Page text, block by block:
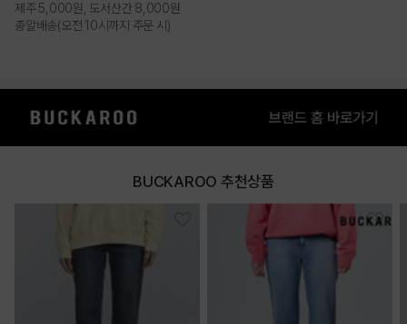
제주 5,000원, 도서산간 8,000원
총알배송(오전 10시까지 주문 시)
BUCKAROO 추천상품